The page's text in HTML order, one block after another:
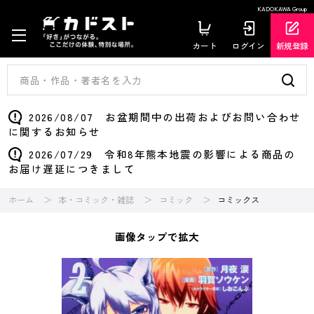
KADOKAWA Group
カート ログイン 新規登録
2026/08/07 お盆期間中の出荷およびお問い合わせ
に関するお知らせ
2026/07/29 令和8年熊本地震の影響による商品の
お届け遅延につきまして
ホーム 本・コミック・雑誌 コミック コミックス
画像タップで拡大